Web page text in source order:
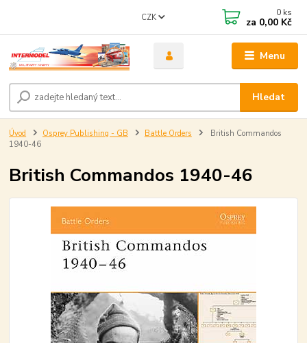
Menu
CZK
Hledat
0 ks
za 0,00 Kč
Úvod Osprey Publishing - GB Battle Orders
British Commandos
1940-46
British Commandos 1940-46